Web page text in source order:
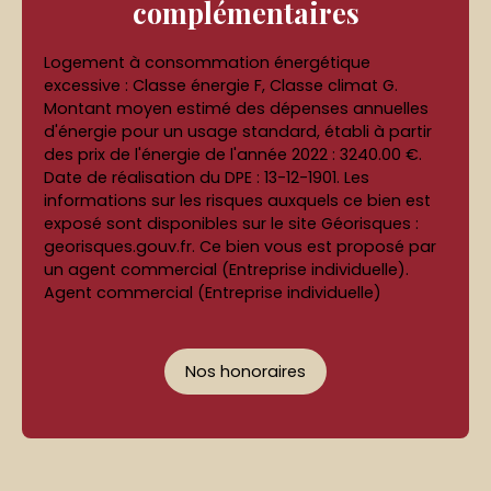
complémentaires
Logement à consommation énergétique
excessive : Classe énergie F, Classe climat G.
Montant moyen estimé des dépenses annuelles
d'énergie pour un usage standard, établi à partir
des prix de l'énergie de l'année 2022 : 3240.00 €.
Date de réalisation du DPE : 13-12-1901. Les
informations sur les risques auxquels ce bien est
exposé sont disponibles sur le site Géorisques :
georisques.gouv.fr. Ce bien vous est proposé par
un agent commercial (Entreprise individuelle).
Agent commercial (Entreprise individuelle)
Nos honoraires